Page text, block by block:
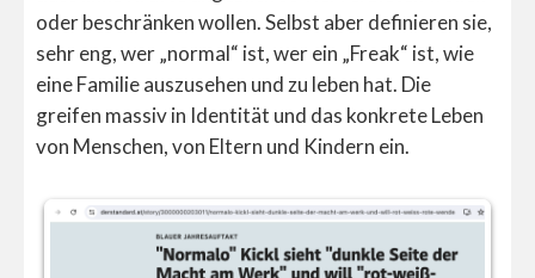
oder beschränken wollen. Selbst aber definieren sie,
sehr eng, wer „normal“ ist, wer ein „Freak“ ist, wie
eine Familie auszusehen und zu leben hat. Die
greifen massiv in Identität und das konkrete Leben
von Menschen, von Eltern und Kindern ein.